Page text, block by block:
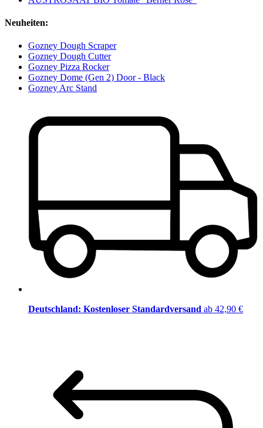
Neuheiten:
Gozney Dough Scraper
Gozney Dough Cutter
Gozney Pizza Rocker
Gozney Dome (Gen 2) Door - Black
Gozney Arc Stand
Deutschland: Kostenloser Standardversand ab 42,90 €